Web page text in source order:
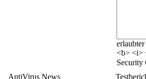
<b> <i>
Security
AntiVirus News